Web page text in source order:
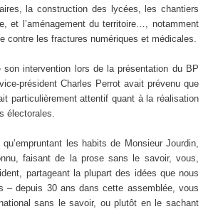
la construction des lycées, les chantiers
et l’aménagement du territoire…, notamment
contre les fractures numériques et médicales.
son intervention lors de la présentation du BP
président Charles Perrot avait prévenu que
particulièrement attentif quant à la réalisation
électorales.
qu’empruntant les habits de Monsieur Jourdin,
faisant de la prose sans le savoir, vous,
partageant la plupart des idées que nous
– depuis 30 ans dans cette assemblée, vous
sans le savoir, ou plutôt en le sachant